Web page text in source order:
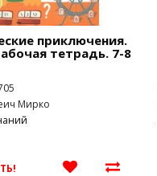
приключения.
тетрадь. 7-8
Мирко